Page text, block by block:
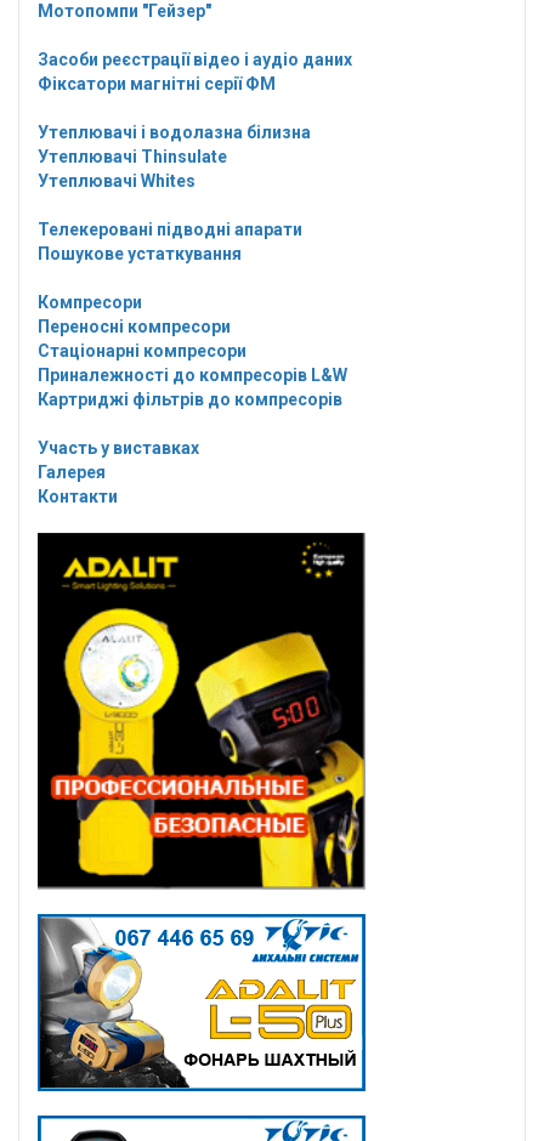
Мотопомпи "Гейзер"
Засоби реєстрації відео і аудіо даних
Фіксатори магнітні серії ФМ
Утеплювачі і водолазна білизна
Утеплювачі Thinsulate
Утеплювачі Whites
Телекеровані підводні апарати
Пошукове устаткування
Компресори
Переносні компресори
Стаціонарні компресори
Приналежності до компресорів L&W
Картриджі фільтрів до компресорів
Участь у виставках
Галерея
Контакти